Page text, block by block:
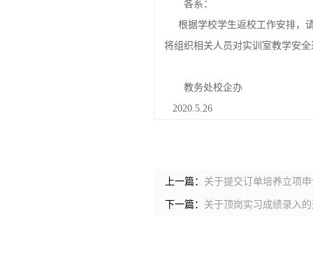
各系：
根据学校学生返校工作安排，请
将组织相关人员对实训室教学安
教务处校企办
2020.5.26
上一篇： 关于提交订单培养立项
下一篇： 关于顶岗实习成绩录入